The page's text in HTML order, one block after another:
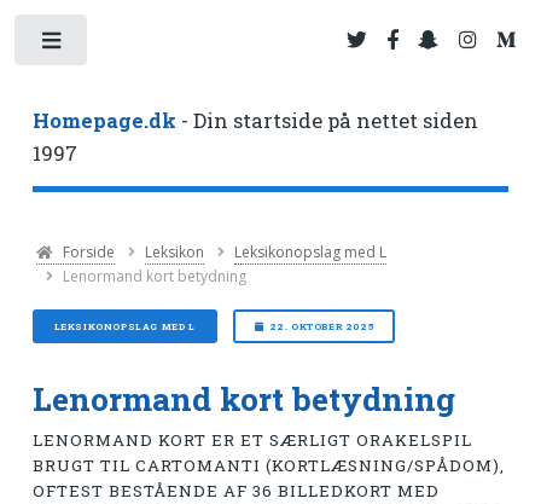
Homepage.dk - Din startside på nettet siden
1997
Forside Leksikon
Leksikonopslag med L
Lenormand kort betydning
LEKSIKONOPSLAG MED L 22. OKTOBER 2025
Lenormand kort betydning
LENORMAND KORT ER ET SÆRLIGT ORAKELSPIL
BRUGT TIL CARTOMANTI (KORTLÆSNING/SPÅDOM),
OFTEST BESTÅENDE AF 36 BILLEDKORT MED